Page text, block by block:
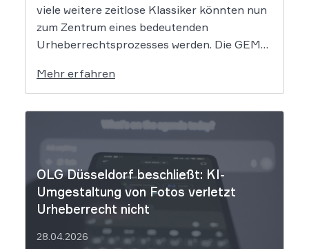
viele weitere zeitlose Klassiker könnten nun
zum Zentrum eines bedeutenden
Urheberrechtsprozesses werden. Die GEMA
will die Rechte ihrer Mitglieder verteidigen.
Dem Unternehmen hinter der populären KI-
Musik-App werden massive
Urheberrechtsverletzungen vorgeworfen.
Mehr erfahren
OLG Düsseldorf beschließt: KI-
Umgestaltung von Fotos verletzt
Urheberrecht nicht
28.04.2026